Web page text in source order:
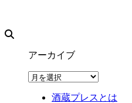
アーカイブ
ア
酒蔵プレスとは